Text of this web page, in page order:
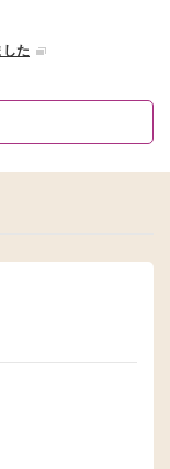
た
な制限について
（命名権）を導入